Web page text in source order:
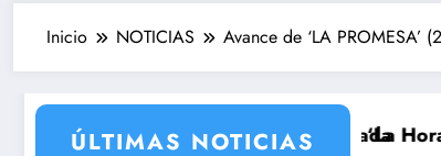
Inicio NOTICIAS Avance de ‘LA
ÚLTIMAS NOTICIAS
su nueva temporada
vuelve a ‘La Hora de La 1’ y Aida